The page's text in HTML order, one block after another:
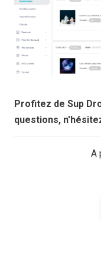
Profitez de Sup
questions,
A